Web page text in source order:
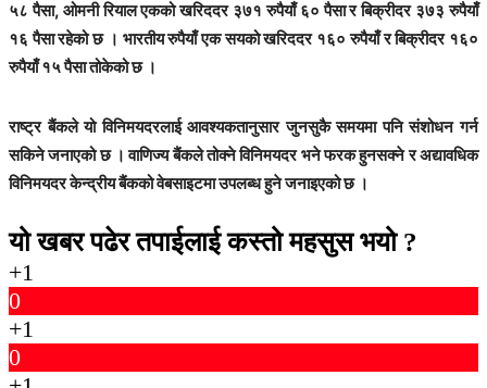
५८ पैसा, ओमनी रियाल एकको खरिददर ३७१ रुपैयाँ ६० पैसा र बिक्रीदर ३७३ रुपैयाँ
१६ पैसा रहेको छ । भारतीय रुपैयाँ एक सयको खरिददर १६० रुपैयाँ र बिक्रीदर १६०
रुपैयाँ १५ पैसा तोकेको छ ।
राष्ट्र बैंकले यो विनिमयदरलाई आवश्यकतानुसार जुनसुकै समयमा पनि संशोधन गर्न
सकिने जनाएको छ । वाणिज्य बैंकले तोक्ने विनिमयदर भने फरक हुनसक्ने र अद्यावधिक
विनिमयदर केन्द्रीय बैंकको वेबसाइटमा उपलब्ध हुने जनाइएको छ ।
यो खबर पढेर तपाईलाई कस्तो महसुस भयो ?
+1
0
+1
0